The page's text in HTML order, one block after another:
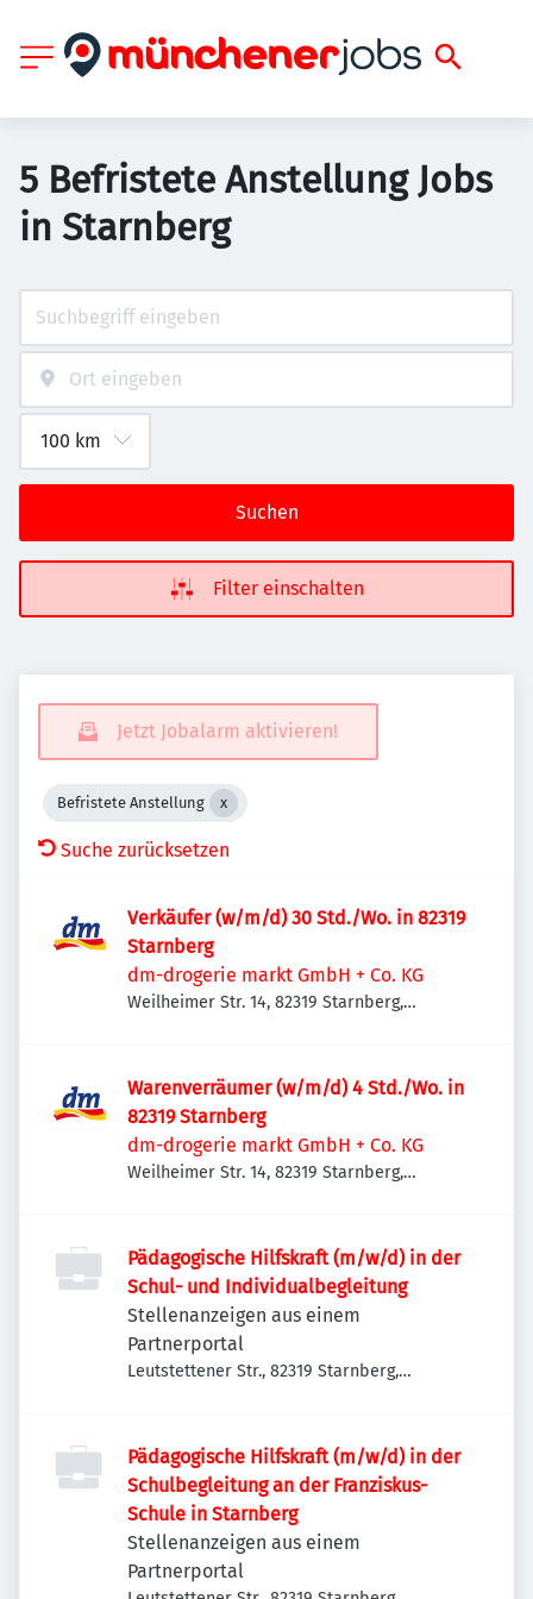
5 Befristete Anstellung Jobs
in Starnberg
Suchen
Filter einschalten
Jetzt Jobalarm aktivieren!
Befristete Anstellung
Suche zurücksetzen
Verkäufer (w/m/d) 30 Std./Wo. in 82319
Starnberg
dm-drogerie markt GmbH + Co. KG
Weilheimer Str. 14, 82319 Starnberg,
Warenverräumer (w/m/d) 4 Std./Wo. in
82319 Starnberg
dm-drogerie markt GmbH + Co. KG
Weilheimer Str. 14, 82319 Starnberg,
Pädagogische Hilfskraft (m/w/d) in der
Schul- und Individualbegleitung
Stellenanzeigen aus einem
Partnerportal
Leutstettener Str., 82319 Starnberg,
Pädagogische Hilfskraft (m/w/d) in der
Schulbegleitung an der Franziskus-
Schule in Starnberg
Stellenanzeigen aus einem
Partnerportal